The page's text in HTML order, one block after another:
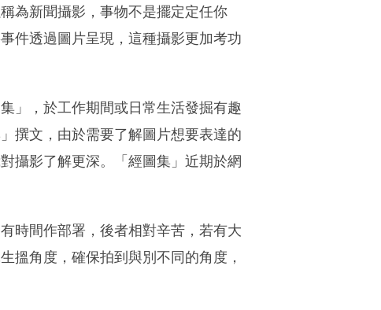
為新聞攝影，事物不是擺定定任你
件透過圖片呈現，這種攝影更加考功
」，於工作期間或日常生活發掘有趣
撰文，由於需要了解圖片想要表達的
攝影了解更深。「經圖集」近期於網
時間作部署，後者相對辛苦，若有大
搵角度，確保拍到與別不同的角度，